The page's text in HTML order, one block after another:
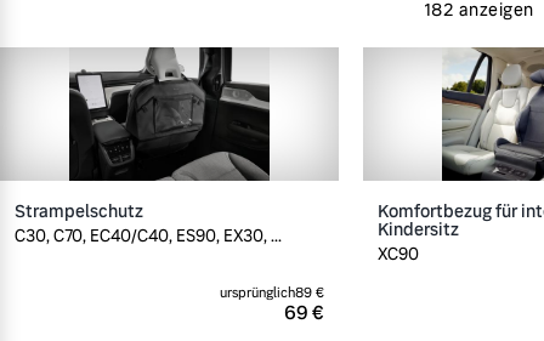
182 anzeigen
Strampelschutz
C30, C70, EC40/C40, ES90, EX30, ...
69 €
ursprünglich89 €
Komfortbezug für
Kindersitz
XC90